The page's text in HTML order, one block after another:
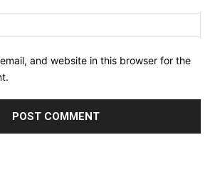
and website in this browser for the